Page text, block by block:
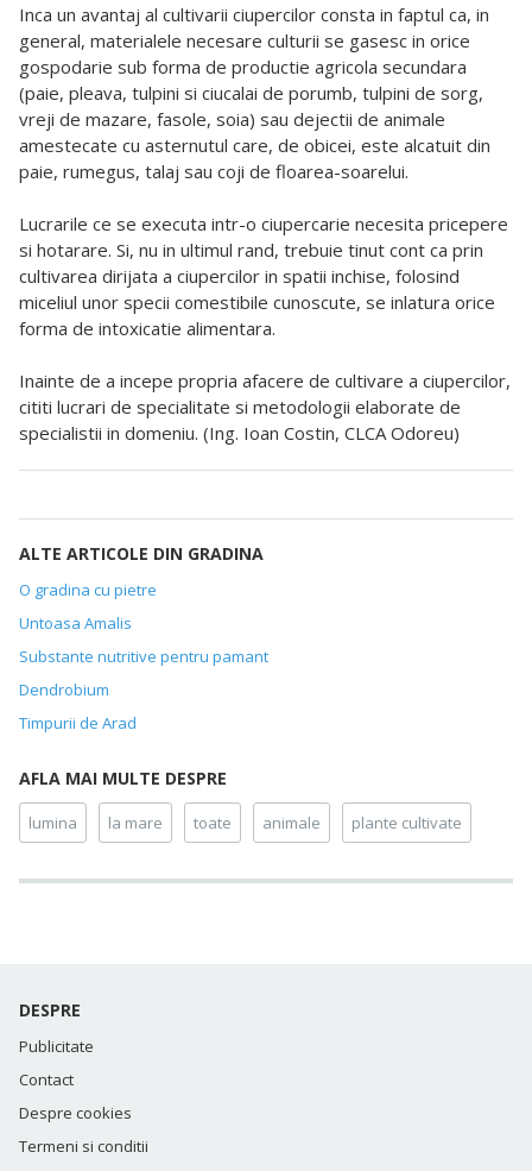
Inca un avantaj al cultivarii ciupercilor consta in faptul ca, in
general, materialele necesare culturii se gasesc in orice
gospodarie sub forma de productie agricola secundara
(paie, pleava, tulpini si ciucalai de porumb, tulpini de sorg,
vreji de mazare, fasole, soia) sau dejectii de animale
amestecate cu asternutul care, de obicei, este alcatuit din
paie, rumegus, talaj sau coji de floarea-soarelui.
Lucrarile ce se executa intr-o ciupercarie necesita pricepere
si hotarare. Si, nu in ultimul rand, trebuie tinut cont ca prin
cultivarea dirijata a ciupercilor in spatii inchise, folosind
miceliul unor specii comestibile cunoscute, se inlatura orice
forma de intoxicatie alimentara.
Inainte de a incepe propria afacere de cultivare a ciupercilor,
cititi lucrari de specialitate si metodologii elaborate de
specialistii in domeniu. (Ing. Ioan Costin, CLCA Odoreu)
ALTE ARTICOLE DIN GRADINA
O gradina cu pietre
Untoasa Amalis
Substante nutritive pentru pamant
Dendrobium
Timpurii de Arad
AFLA MAI MULTE DESPRE
lumina la mare toate animale plante cultivate
DESPRE
Publicitate
Contact
Despre cookies
Termeni si conditii